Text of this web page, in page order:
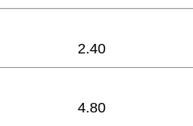
2.40
4.80